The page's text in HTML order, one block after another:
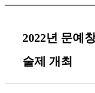
2022년 문예
술제 개최